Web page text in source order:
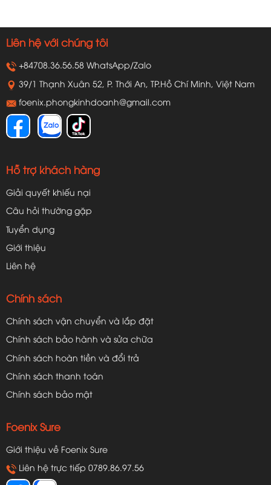
Liên hệ với chúng tôi
+84708.36.56.58 WhatsApp/Zalo
39/1 Thạnh Xuân 52, P. Thới An, TP.Hồ Chí Minh, Việt Nam
foenix.phongkinhdoanh@gmail.com
Hỗ trợ khách hàng
Giải quyết khiếu nại
Câu hỏi thường gặp
Tuyển dụng
Giới thiệu
Liên hệ
Chính sách
Chính sách vận chuyển và lắp đặt
Chính sách bảo hành và sửa chữa
Chính sách hoàn tiền và đổi trả
Chính sách thanh toán
Chính sách bảo mật
Foenix Sure
Giới thiệu về Foenix Sure
Liên hệ trực tiếp 0789.86.97.56